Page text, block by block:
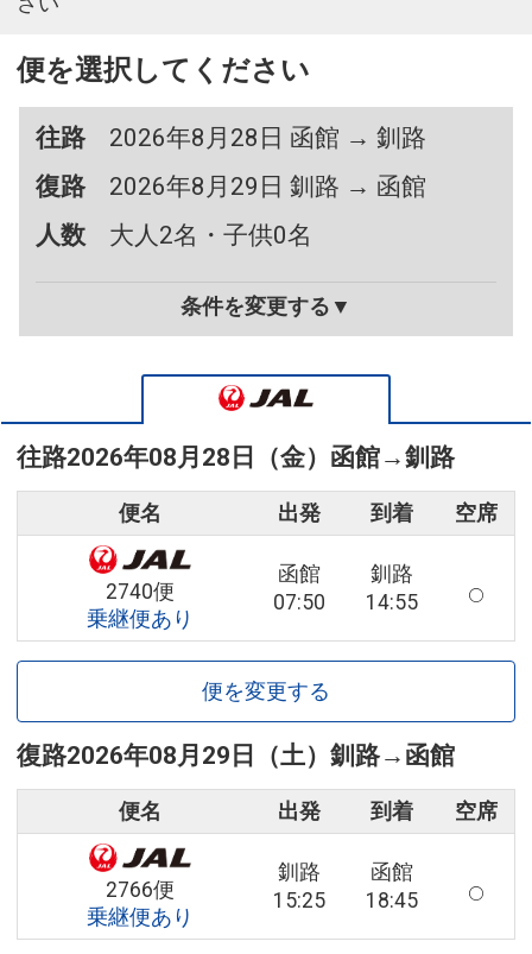
便を選択してください
往路
2026年8月28日 函館 → 釧路
復路
2026年8月29日 釧路 → 函館
人数
大人2名・子供0名
条件を変更する▼
往路2026年08月28日（金） 函館→釧路
便名 出発 到着 空席
2740便
乗継便あり
函館
07:50
釧路
14:55
便を変更する
復路2026年08月29日（土） 釧路→ 函館
便名 出発 到着 空席
2766便
乗継便あり
釧路
15:25
函館
18:45